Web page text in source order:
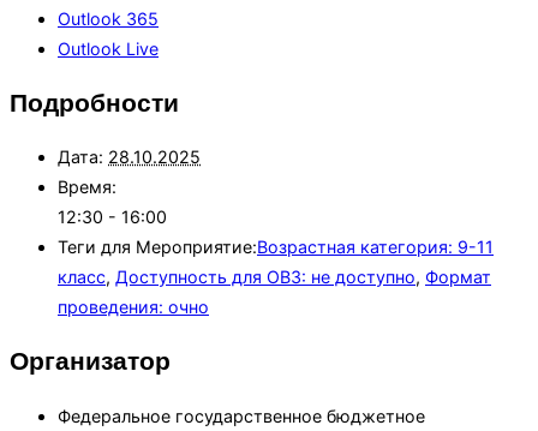
Outlook 365
Outlook Live
Подробности
Дата: 28.10.2025
Время:
12:30 - 16:00
Теги для Мероприятие:Возрастная категория: 9-11
класс, Доступность для ОВЗ: не доступно, Формат
проведения: очно
Организатор
Федеральное государственное бюджетное